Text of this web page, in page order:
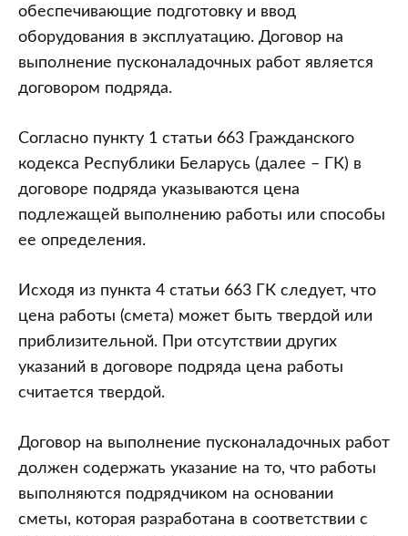
которых
определена
в
нормах
расхода
ресурсов.
Что
обязательно
необходимо
заказчику
в
таком
договоре?
обеспечивающие подготовку и ввод
оборудования в эксплуатацию. Договор на
выполнение пусконаладочных работ является
договором подряда.
Согласно пункту 1 статьи 663 Гражданского
кодекса Республики Беларусь (далее – ГК) в
договоре подряда указываются цена
подлежащей выполнению работы или способы
ее определения.
Исходя из пункта 4 статьи 663 ГК следует, что
цена работы (смета) может быть твердой или
приблизительной. При отсутствии других
указаний в договоре подряда цена работы
считается твердой.
Договор на выполнение пусконаладочных работ
должен содержать указание на то, что работы
выполняются подрядчиком на основании
сметы, которая разработана в соответствии с